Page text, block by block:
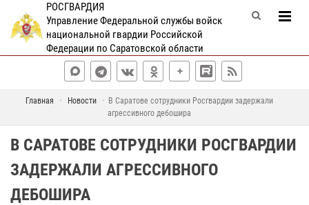
РОСГВАРДИЯ
Управление Федеральной службы войск
национальной гвардии Российской
Федерации по Саратовской области
Главная Новости
В Саратове сотрудники Росгвардии задержали
агрессивного дебошира
В САРАТОВЕ СОТРУДНИКИ РОСГВАРДИИ
ЗАДЕРЖАЛИ АГРЕССИВНОГО
ДЕБОШИРА